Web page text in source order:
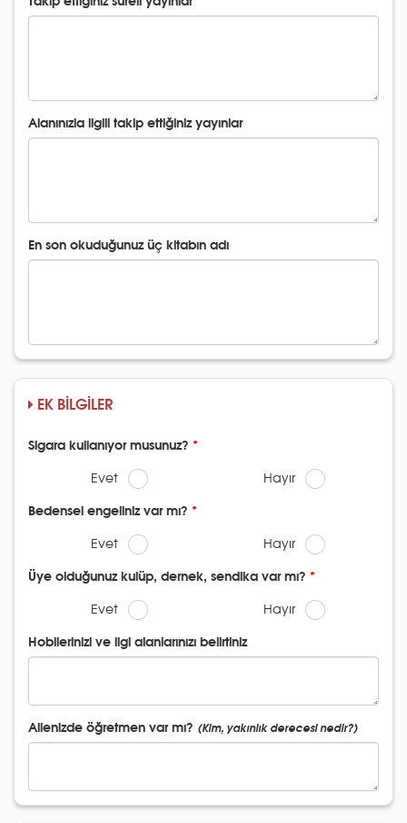
Alanınızla ilgili takip ettiğiniz yayınlar
En son okuduğunuz üç kitabın adı
EK BİLGİLER
Sigara kullanıyor musunuz?
Evet Hayır
Bedensel engeliniz var mı?
Evet Hayır
Üye olduğunuz kulüp, dernek, sendika var mı?
Evet Hayır
Hobilerinizi ve ilgi alanlarınızı belirtiniz
Ailenizde öğretmen var mı? (Kim, yakınlık derecesi nedir?)